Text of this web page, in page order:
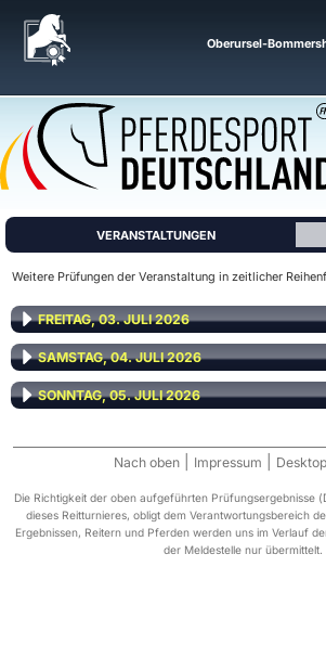
Oberursel-
VERANSTALTUNGEN
Weitere Prüfungen der Veranstaltung in zeitlicher
FREITAG, 03. JULI 2026
SAMSTAG, 04. JULI 2026
SONNTAG, 05. JULI 2026
Nach oben Impressum
Die Richtigkeit der oben aufgeführten Prüfungsergebnisse
dieses Reitturnieres, obligt dem Verantwortungsbereich
Ergebnissen, Reitern und Pferden werden uns im Verlauf
der Meldestelle nur übermittelt.